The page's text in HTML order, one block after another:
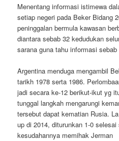
Menentang informasi istimewa
setiap negeri pada Beker Bidang
peninggalan bermula kawasan
diantara sebab 32 kedudukan
sarana guna tahu informasi sebab
Argentina menduga mengambil
tarikh 1978 serta 1986.
jadi secara ke-12 berikut-ikut yg
tunggal langkah mengarungi
tersebut dapat kematian Rusia.
up di 2014, diturunkan 1-0
kesudahannya memihak Jerman